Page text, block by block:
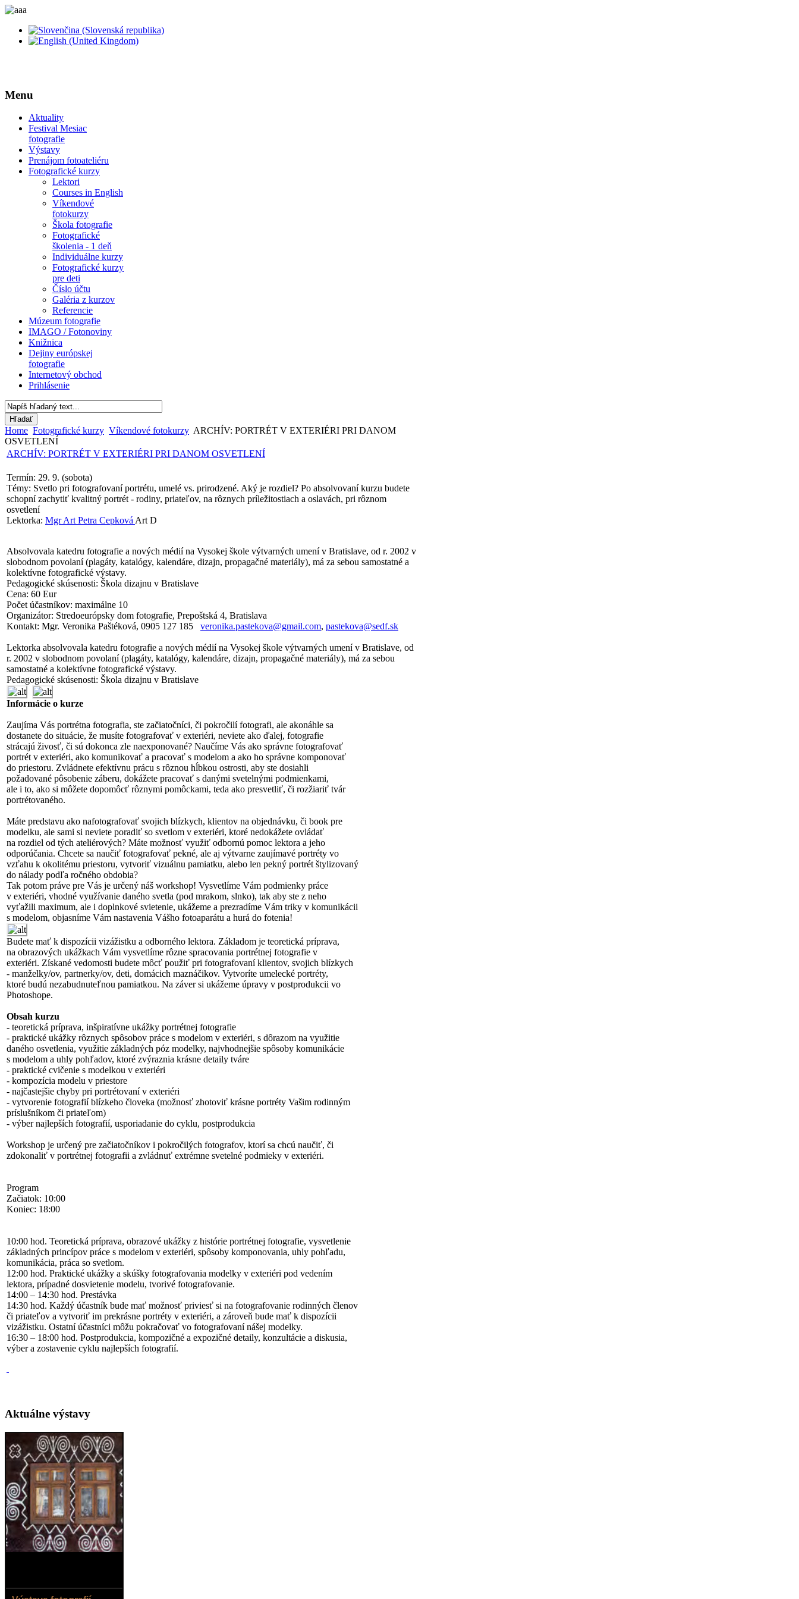
Menu
Aktuality
Festival Mesiac
fotografie
Výstavy
Prenájom fotoateliéru
Fotografické kurzy
Lektori
Courses in English
Víkendové
fotokurzy
Škola fotografie
Fotografické
školenia - 1 deň
Individuálne kurzy
Fotografické kurzy
pre deti
Číslo účtu
Galéria z kurzov
Referencie
Múzeum fotografie
IMAGO / Fotonoviny
Knižnica
Dejiny európskej
fotografie
Internetový obchod
Prihlásenie
Home Fotografické kurzy Víkendové fotokurzy ARCHÍV: PORTRÉT V EXTERIÉRI PRI DANOM
OSVETLENÍ
ARCHÍV: PORTRÉT V EXTERIÉRI PRI DANOM OSVETLENÍ
Termín: 29. 9. (sobota)
Témy: Svetlo pri fotografovaní portrétu, umelé vs. prirodzené. Aký je rozdiel? Po absolvovaní kurzu budete
schopní zachytiť kvalitný portrét - rodiny, priateľov, na rôznych príležitostiach a oslavách, pri rôznom
osvetlení
Lektorka: Mgr Art Petra CepkováArt D
Absolvovala katedru fotografie a nových médií na Vysokej škole výtvarných umení v Bratislave, od r. 2002 v
slobodnom povolaní (plagáty, katalógy, kalendáre, dizajn, propagačné materiály), má za sebou samostatné a
kolektívne fotografické výstavy.
Pedagogické skúsenosti: Škola dizajnu v Bratislave
Cena: 60 Eur
Počet účastníkov: maximálne 10
Organizátor: Stredoeurópsky dom fotografie, Prepoštská 4, Bratislava
Kontakt: Mgr. Veronika Paštéková, 0905 127 185 veronika.pastekova@gmail.com, pastekova@sedf.sk
Lektorka absolvovala katedru fotografie a nových médií na Vysokej škole výtvarných umení v Bratislave, od
r. 2002 v slobodnom povolaní (plagáty, katalógy, kalendáre, dizajn, propagačné materiály), má za sebou
samostatné a kolektívne fotografické výstavy.
Pedagogické skúsenosti: Škola dizajnu v Bratislave
Informácie o kurze
Zaujíma Vás portrétna fotografia, ste začiatočníci, či pokročilí fotografi, ale akonáhle sa
dostanete do situácie, že musíte fotografovať v exteriéri, neviete ako ďalej, fotografie
strácajú živosť, či sú dokonca zle naexponované? Naučíme Vás ako správne fotografovať
portrét v exteriéri, ako komunikovať a pracovať s modelom a ako ho správne komponovať
do priestoru. Zvládnete efektívnu prácu s rôznou hĺbkou ostrosti, aby ste dosiahli
požadované pôsobenie záberu, dokážete pracovať s danými svetelnými podmienkami,
ale i to, ako si môžete dopomôcť rôznymi pomôckami, teda ako presvetliť, či rozžiariť tvár
portrétovaného.
Máte predstavu ako nafotografovať svojich blízkych, klientov na objednávku, či book pre
modelku, ale sami si neviete poradiť so svetlom v exteriéri, ktoré nedokážete ovládať
na rozdiel od tých ateliérových? Máte možnosť využiť odbornú pomoc lektora a jeho
odporúčania. Chcete sa naučiť fotografovať pekné, ale aj výtvarne zaujímavé portréty vo
vzťahu k okolitému priestoru, vytvoriť vizuálnu pamiatku, alebo len pekný portrét štylizovaný
do nálady podľa ročného obdobia?
Tak potom práve pre Vás je určený náš workshop! Vysvetlíme Vám podmienky práce
v exteriéri, vhodné využívanie daného svetla (pod mrakom, slnko), tak aby ste z neho
vyťažili maximum, ale i doplnkové svietenie, ukážeme a prezradíme Vám triky v komunikácii
s modelom, objasníme Vám nastavenia Vášho fotoaparátu a hurá do fotenia!
Budete mať k dispozícii vizážistku a odborného lektora. Základom je teoretická príprava,
na obrazových ukážkach Vám vysvetlíme rôzne spracovania portrétnej fotografie v
exteriéri. Získané vedomosti budete môcť použiť pri fotografovaní klientov, svojich blízkych
- manželky/ov, partnerky/ov, deti, domácich maznáčikov. Vytvoríte umelecké portréty,
ktoré budú nezabudnuteľnou pamiatkou. Na záver si ukážeme úpravy v postprodukcii vo
Photoshope.
Obsah kurzu
- teoretická príprava, inšpiratívne ukážky portrétnej fotografie
- praktické ukážky rôznych spôsobov práce s modelom v exteriéri, s dôrazom na využitie
daného osvetlenia, využitie základných póz modelky, najvhodnejšie spôsoby komunikácie
s modelom a uhly pohľadov, ktoré zvýraznia krásne detaily tváre
- praktické cvičenie s modelkou v exteriéri
- kompozícia modelu v priestore
- najčastejšie chyby pri portrétovaní v exteriéri
- vytvorenie fotografií blízkeho človeka (možnosť zhotoviť krásne portréty Vašim rodinným
príslušníkom či priateľom)
- výber najlepších fotografií, usporiadanie do cyklu, postprodukcia
Workshop je určený pre začiatočníkov i pokročilých fotografov, ktorí sa chcú naučiť, či
zdokonaliť v portrétnej fotografii a zvládnuť extrémne svetelné podmieky v exteriéri.
Program
Začiatok: 10:00
Koniec: 18:00
10:00 hod. Teoretická príprava, obrazové ukážky z histórie portrétnej fotografie, vysvetlenie
základných princípov práce s modelom v exteriéri, spôsoby komponovania, uhly pohľadu,
komunikácia, práca so svetlom.
12:00 hod. Praktické ukážky a skúšky fotografovania modelky v exteriéri pod vedením
lektora, prípadné dosvietenie modelu, tvorivé fotografovanie.
14:00 – 14:30 hod. Prestávka
14:30 hod. Každý účastník bude mať možnosť priviesť si na fotografovanie rodinných členov
či priateľov a vytvoriť im prekrásne portréty v exteriéri, a zároveň bude mať k dispozícii
vizážistku. Ostatní účastníci môžu pokračovať vo fotografovaní nášej modelky.
16:30 – 18:00 hod. Postprodukcia, kompozičné a expozičné detaily, konzultácie a diskusia,
výber a zostavenie cyklu najlepších fotografií.
Aktuálne výstavy